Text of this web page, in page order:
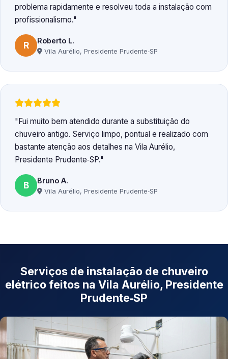
problema rapidamente e resolveu toda a instalação com
profissionalismo.
R Roberto L.
Vila Aurélio, Presidente Prudente‑SP
Fui muito bem atendido durante a substituição do
chuveiro antigo. Serviço limpo, pontual e realizado com
bastante atenção aos detalhes na Vila Aurélio,
Presidente Prudente‑SP.
B Bruno A.
Vila Aurélio, Presidente Prudente‑SP
Serviços de instalação de chuveiro
elétrico feitos na Vila Aurélio, Presidente
Prudente‑SP